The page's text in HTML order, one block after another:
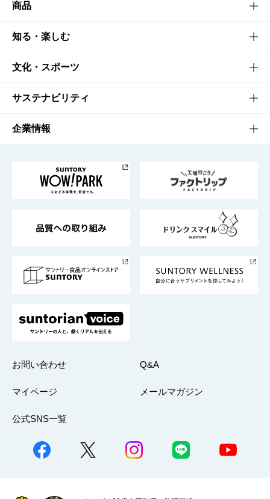
商品
商品TOP
商品一覧
商品発売情報
栄養成分一覧
知る・楽しむ
知る・楽しむTOP
キャンペーン
工場見学
地域情報
文化・スポーツ
文化・スポーツTOP
サントリーホール
サントリーサンバーズ大阪
サステナビリティ
サステナビリティTOP
サントリーが考えるサステナビリティ経営
企業情報
企業概要
採用情報
お問い合わせ Q&A
マイページ メールマガジン
公式SNS一覧